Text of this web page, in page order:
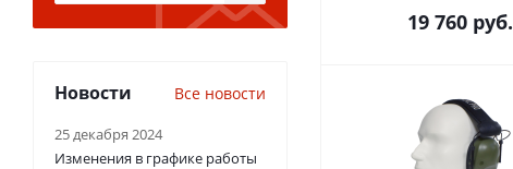
19 760 руб.
Новости Все новости
25 декабря 2024
Изменения в графике работы